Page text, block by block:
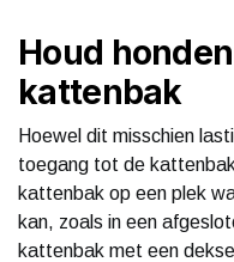
Houd
kattenbak
Hoewel dit misschien
toegang tot de
kattenbak op een plek
kan, zoals in een
kattenbak met een